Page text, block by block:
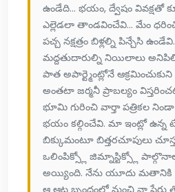
ఉండేది... భయం, ద్వేషం వివక్షతో
ఎల్లెడలా తాండవించేవి... మేం
పచ్చ నక్షత్రం బిళ్లల్ని పిన్చేసి
మద్దతుదారుల్ని నియిలాలు
పాత అపార్ట్మెంట్లోనే
అంతటా జర్మనీ ప్రాబల్యం
భూమి గురించి వార్తా పత్రికల
భయం కల్గించేవి. మా ఇంట్లో ఉన్న
బిక్కుమంటూ బిత్తరచూపులు
ఒలింపిక్స్లో జిమ్నాస్టిక్స్లో
అయ్యింది. నేను యూదు మతానికి